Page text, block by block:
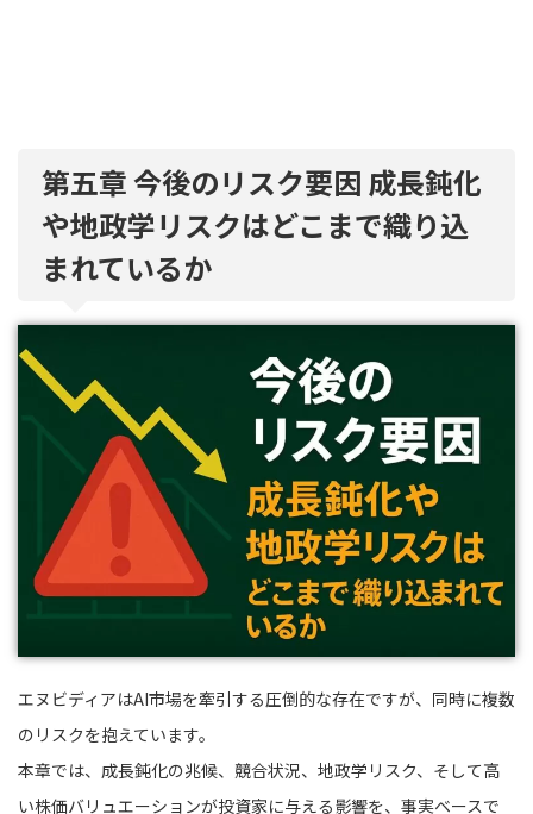
第五章 今後のリスク要因 成長鈍化
や地政学リスクはどこまで織り込
まれているか
エヌビディアはAI市場を牽引する圧倒的な存在ですが、同時に複数
のリスクを抱えています。
本章では、成長鈍化の兆候、競合状況、地政学リスク、そして高
い株価バリュエーションが投資家に与える影響を、事実ベースで